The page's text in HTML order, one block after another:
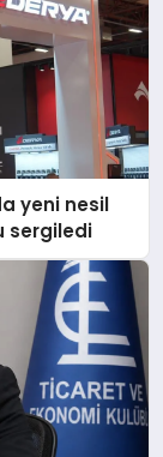
yeni nesil
sergiledi